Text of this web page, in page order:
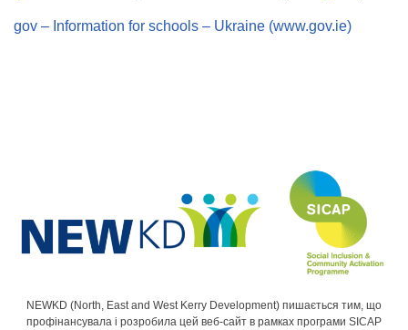
gov – Information for schools – Ukraine (www.gov.ie)
NEWKD (North, East and West Kerry Development) пишається тим, що
профінансувала і розробила цей веб-сайт в рамках програми SICAP